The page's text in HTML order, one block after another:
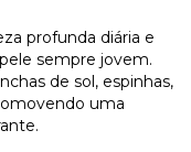
profunda diária e
sempre jovem.
de sol, espinhas,
uma